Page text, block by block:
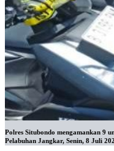
Polres Situbondo mengamankan 9
Pelabuhan Jangkar, Senin, 8 Juli